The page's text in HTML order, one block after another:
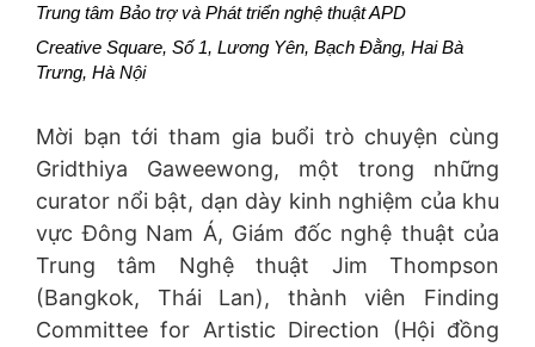
Trung tâm Bảo trợ và Phát triển nghệ thuật APD
Creative Square, Số 1, Lương Yên, Bạch Đằng, Hai Bà
Trưng, Hà Nội
Mời bạn tới tham gia buổi trò chuyện cùng
Gridthiya Gaweewong, một trong những
curator nổi bật, dạn dày kinh nghiệm của khu
vực Đông Nam Á, Giám đốc nghệ thuật của
Trung tâm Nghệ thuật Jim Thompson
(Bangkok, Thái Lan), thành viên Finding
Committee for Artistic Direction (Hội đồng